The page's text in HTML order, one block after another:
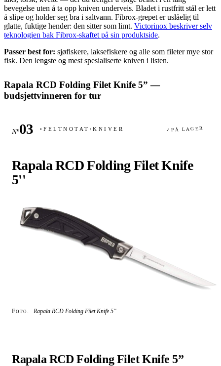
bevegelse uten å ta opp kniven underveis. Bladet i rustfritt stål er lett
å slipe og holder seg bra i saltvann. Fibrox-grepet er uslåelig til
glatte, fuktige hender: den sitter som limt. Victorinox beskriver selv
teknologien bak Fibrox-skaftet på sin produktside.
Passer best for: sjøfiskere, laksefiskere og alle som fileter mye stor
fisk. Den lengste og mest spesialiserte kniven i listen.
Rapala RCD Folding Filet Knife 5” —
budsjettvinneren for tur
Nº ● FELTNOTAT /KNIVER ✓ PÅ LAGER
Rapala RCD Folding Filet Knife
5''
Foto. Rapala RCD Folding Filet Knife 5''
Rapala RCD Folding Filet Knife 5”